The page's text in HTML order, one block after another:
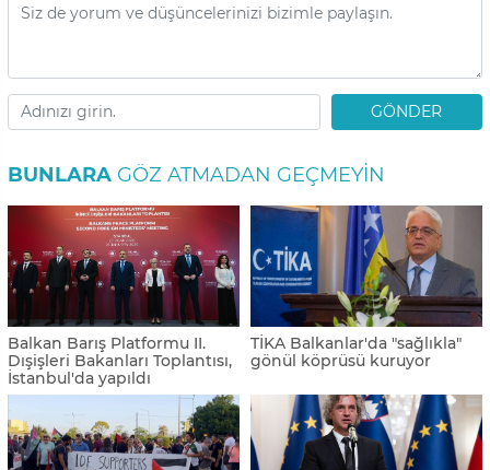
GÖNDER
BUNLARA GÖZ ATMADAN GEÇMEYIN
Balkan Barış Platformu II.
Dışişleri Bakanları Toplantısı,
İstanbul'da yapıldı
TİKA Balkanlar'da "sağlıkla"
gönül köprüsü kuruyor